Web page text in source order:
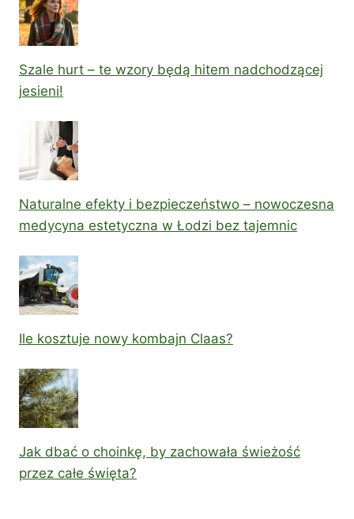
Szale hurt – te wzory będą hitem nadchodzącej
jesieni!
Naturalne efekty i bezpieczeństwo – nowoczesna
medycyna estetyczna w Łodzi bez tajemnic
Ile kosztuje nowy kombajn Claas?
Jak dbać o choinkę, by zachowała świeżość
przez całe święta?